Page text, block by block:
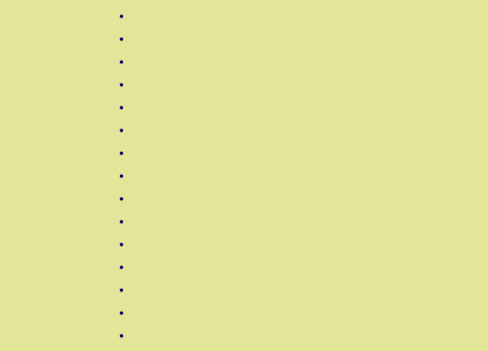
・
・
・
・
・
・
・
・
・
・
・
・
・
・
・